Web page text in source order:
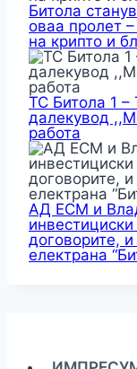
Битола
оваа пролет
на крипто и
ТС Битола 1 –
далекувод
работа
АД ЕСМ и
договорите,
електрана